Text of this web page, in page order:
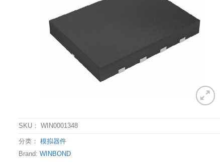
SKU： WIN0001348
分类： 模拟器件
Brand: WINBOND